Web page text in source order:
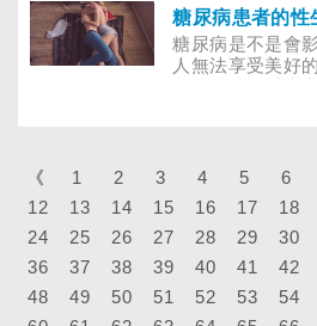
器官衰竭的各種
可能不會有立即
尿病病程較久，
和較差的血液循
的話，那足部的
糖尿病患者的性
糖尿病是不是會
人無法享受美好
與一般人無異，
引起小血管動脈
《 1 2 3 4 5 6
12
13 14 15 16 17 18
24
25 26 27 28 29 30
36
37 38 39 40 41 42
48
49 50 51 52 53 54